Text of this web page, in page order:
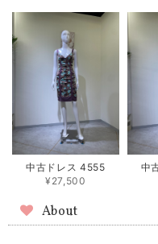
中古ドレス 4555
¥27,500
中
About